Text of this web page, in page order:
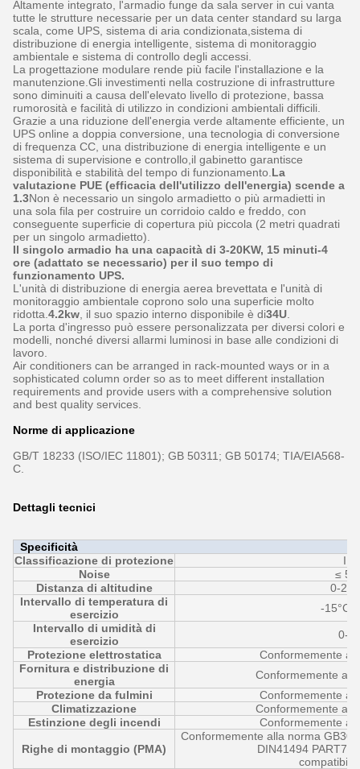
Altamente integrato, l'armadio funge da sala server in cui vanta
tutte le strutture necessarie per un data center standard su larga
scala, come UPS, sistema di aria condizionata,sistema di
distribuzione di energia intelligente, sistema di monitoraggio
ambientale e sistema di controllo degli accessi.
La progettazione modulare rende più facile l'installazione e la
manutenzione.Gli investimenti nella costruzione di infrastrutture
sono diminuiti a causa dell'elevato livello di protezione, bassa
rumorosità e facilità di utilizzo in condizioni ambientali difficili.
Grazie a una riduzione dell'energia verde altamente efficiente, un
UPS online a doppia conversione, una tecnologia di conversione
di frequenza CC, una distribuzione di energia intelligente e un
sistema di supervisione e controllo,il gabinetto garantisce
disponibilità e stabilità del tempo di funzionamento. La
valutazione PUE (efficacia dell'utilizzo dell'energia) scende a
1.3Non è necessario un singolo armadietto o più armadietti in
una sola fila per costruire un corridoio caldo e freddo, con
conseguente superficie di copertura più piccola (2 metri quadrati
per un singolo armadietto).
Il singolo armadio ha una capacità di 3-20KW, 15 minuti-4
ore (adattato se necessario) per il suo tempo di
funzionamento UPS.
L'unità di distribuzione di energia aerea brevettata e l'unità di
monitoraggio ambientale coprono solo una superficie molto
ridotta. 4.2kw , il suo spazio interno disponibile è di34U
La porta d'ingresso può essere personalizzata per diversi colori e
modelli, nonché diversi allarmi luminosi in base alle condizioni di
lavoro.
Air conditioners can be arranged in rack-mounted ways or in a
sophisticated column order so as to meet different installation
requirements and provide users with a comprehensive solution
and best quality services.
Norme di applicazione
GB/T 18233 (ISO/IEC 11801); GB 50311; GB 50174; TIA/EIA568-
C.
Dettagli tecnici
Specificità
Classificazione di protezione
Noise
≤
Distanza di altitudine
0-
Intervallo di temperatura di
esercizio
-15°C
Intervallo di umidità di
esercizio
0-
Protezione elettrostatica
Conformemente
Fornitura e distribuzione di
energia
Conformemente a
Protezione da fulmini
Conformemente
Climatizzazione
Conformemente a
Estinzione degli incendi
Conformemente
Righe di montaggio (PMA)
Conformemente alla norma
DIN41494 PART7,
compatibile